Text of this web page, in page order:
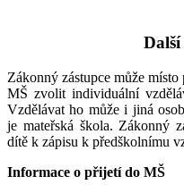
Zákonný zástupce může
MŠ zvolit individuální
Vzdělávat ho může i jiná
je mateřská škola. Zákonný
dítě k zápisu k předškolnímu
Informace o přijetí do MŠ